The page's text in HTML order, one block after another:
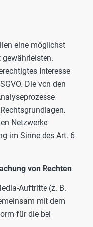
eine möglichst
gewährleisten.
Interesse
Die von den
Netzwerke
im Sinne des Art. 6
von Rechten
Auftritte (z. B.
mit dem
für die bei